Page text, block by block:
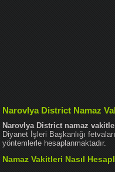
Narovlya District Namaz
Narovlya District namaz
Diyanet İşleri Başkanlığı
yöntemlerle hesaplanmaktadır.
Namaz Vakitleri Nasıl